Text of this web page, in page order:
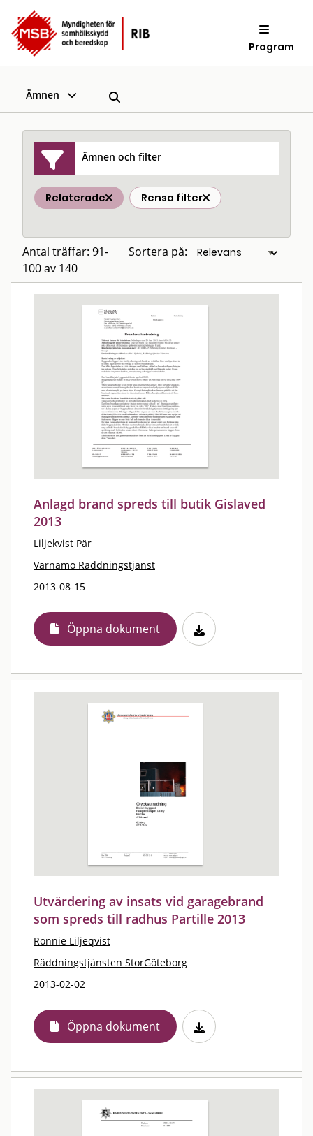
Program
Ämnen
Ämnen och filter
Relaterade Rensa filter
Antal träffar: 91-
100 av 140
Sortera på:
Anlagd brand spreds till butik Gislaved
2013
Liljekvist Pär
Värnamo Räddningstjänst
2013-08-15
Öppna dokument
Utvärdering av insats vid garagebrand
som spreds till radhus Partille 2013
Ronnie Liljeqvist
Räddningstjänsten StorGöteborg
2013-02-02
Öppna dokument